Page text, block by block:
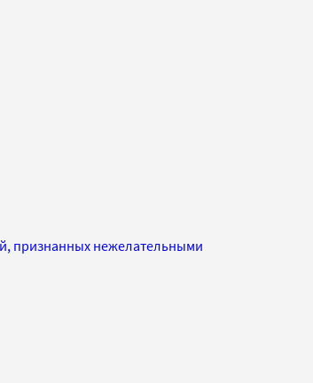
признанных нежелательными